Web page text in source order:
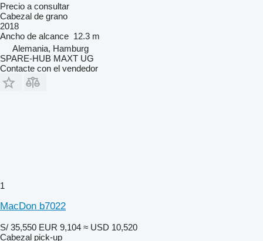
Precio a consultar
Cabezal de grano
2018
Ancho de alcance 12.3 m
Alemania, Hamburg
SPARE-HUB MAXT UG
Contacte con el vendedor
1
MacDon b7022
S/ 35,550 EUR 9,104 ≈ USD 10,520
Cabezal pick-up